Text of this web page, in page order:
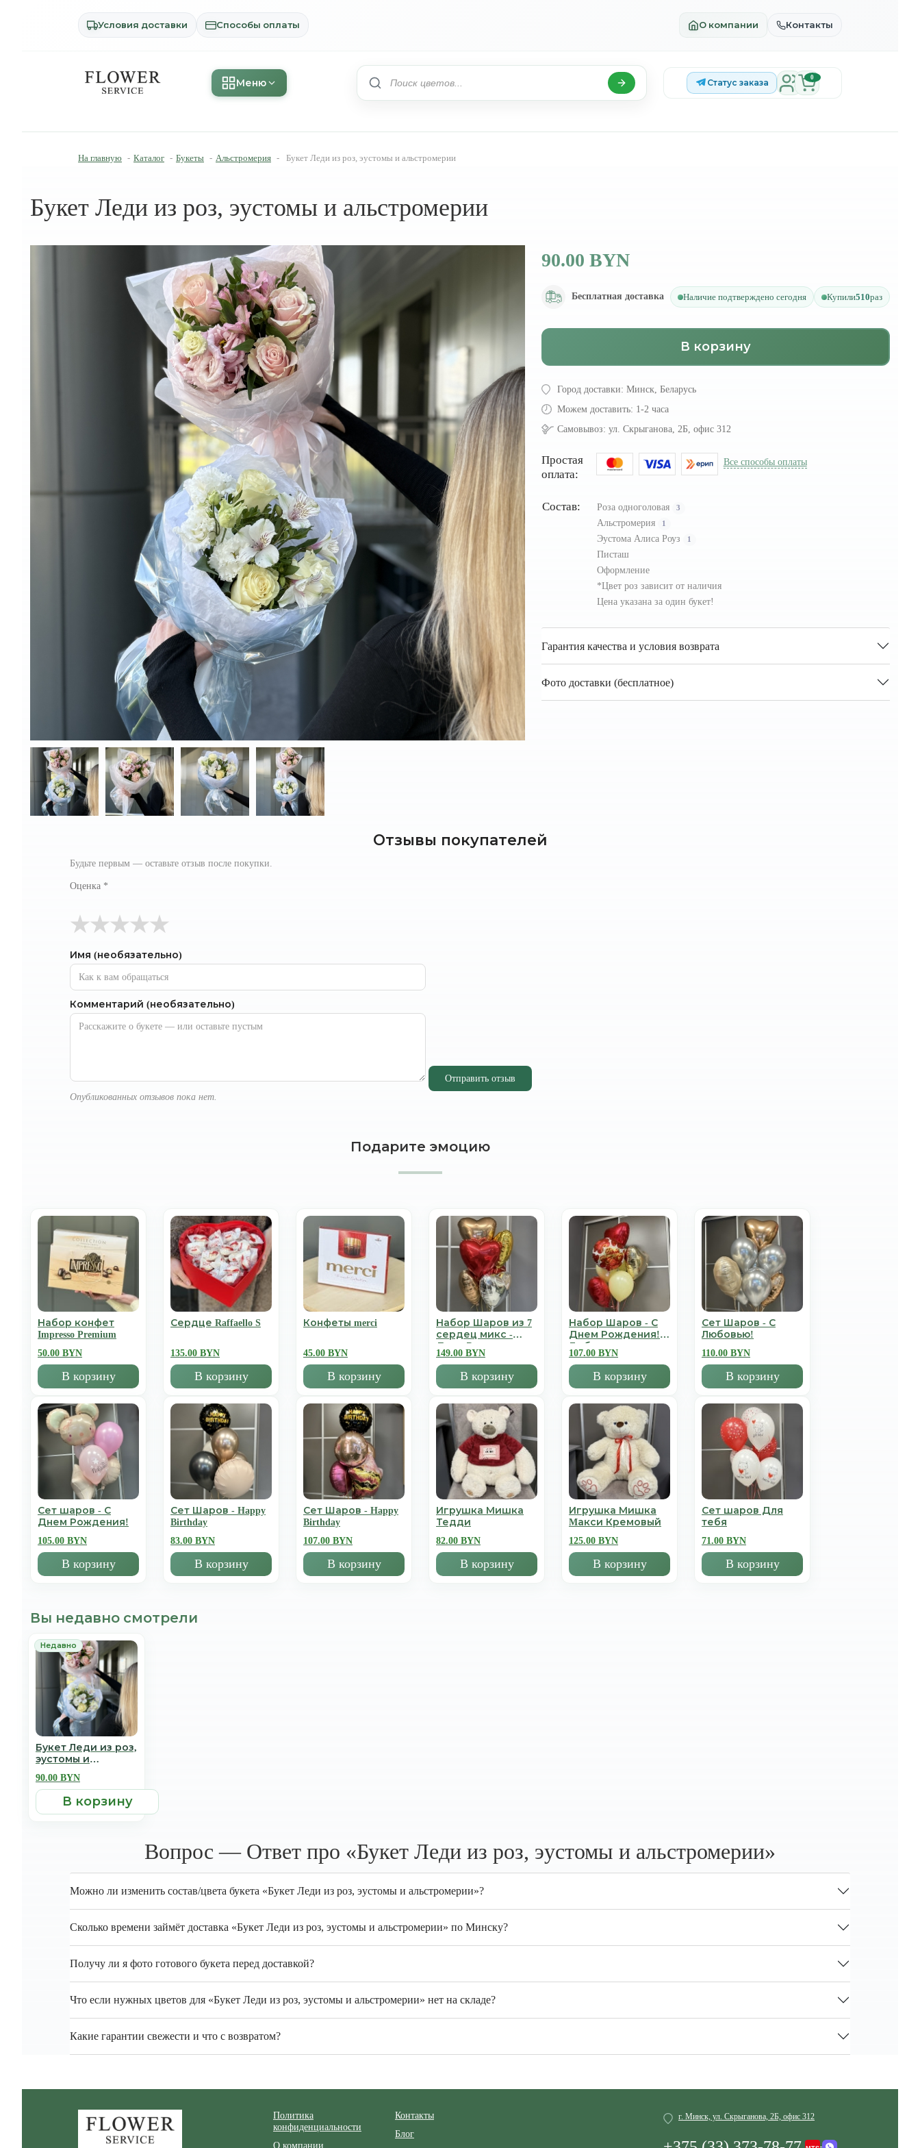
Условия доставки Способы оплаты О компании Контакты
Меню Статус заказа
0
На главную - Каталог - Букеты - Альстромерия - Букет Леди из роз, эустомы и альстромерии
Букет Леди из роз, эустомы и альстромерии
90.00 BYN
Бесплатная доставка Наличие подтверждено сегодня Купили510раз
В корзину
Город доставки: Минск, Беларусь
Можем доставить: 1-2 часа
Самовывоз: ул. Скрыганова, 2Б, офис 312
Простая
оплата:
Все способы оплаты
Состав: Роза одноголовая 3
Альстромерия 1
Эустома Алиса Роуз 1
Писташ
Оформление
*Цвет роз зависит от наличия
Цена указана за один букет!
Гарантия качества и условия возврата
Фото доставки (бесплатное)
Отзывы покупателей
Будьте первым — оставьте отзыв после покупки.
Оценка *
★
★
★
★
★
Имя (необязательно)
Комментарий (необязательно)
Отправить отзыв
Опубликованных отзывов пока нет.
Подарите эмоцию
Набор конфет
Impresso Premium
50.00 BYN
В корзину
Сердце Raffaello S
135.00 BYN
В корзину
Конфеты merci
45.00 BYN
В корзину
Набор Шаров из 7
сердец микс -
День Всех
Влюбленных
149.00 BYN
В корзину
Набор Шаров - С
Днем Рождения!
Люблю
107.00 BYN
В корзину
Сет Шаров - С
Любовью!
110.00 BYN
В корзину
Сет шаров - С
Днем Рождения!
105.00 BYN
В корзину
Сет Шаров - Happy
Birthday
83.00 BYN
В корзину
Сет Шаров - Happy
Birthday
107.00 BYN
В корзину
Игрушка Мишка
Тедди
82.00 BYN
В корзину
Игрушка Мишка
Mакси Кремовый
125.00 BYN
В корзину
Сет шаров Для
тебя
71.00 BYN
В корзину
Вы недавно смотрели
Букет Леди из роз,
эустомы и
90.00 BYN
В корзину
Вопрос — Ответ про «Букет Леди из роз, эустомы и альстромерии»
Можно ли изменить состав/цвета букета «Букет Леди из роз, эустомы и альстромерии»?
Сколько времени займёт доставка «Букет Леди из роз, эустомы и альстромерии» по Минску?
Получу ли я фото готового букета перед доставкой?
Что если нужных цветов для «Букет Леди из роз, эустомы и альстромерии» нет на складе?
Какие гарантии свежести и что с возвратом?
Политика
конфиденциальности
О компании
Контакты
Блог
г. Минск, ул. Скрыганова, 2Б, офис 312